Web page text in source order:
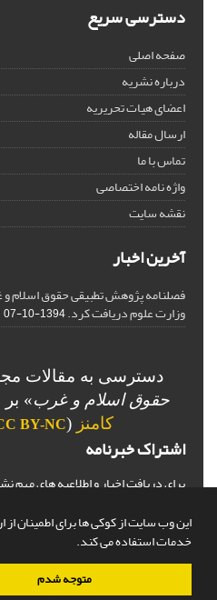
این وب سایت از کوکی ها برای اطمینان از
خدمات استفاده می کند.
متوجه شدم
دسترسی سریع
صفحه اصلی
درباره نشریه
اعضای هیات تحریریه
ارسال مقاله
تماس با ما
واژه نامه اختصاصی
نقشه سایت
آخرین اخبار
فصلنامه پژوهش تطبیقی حقوق اسلام
وزارت علوم دریافت کرد.1394-10-07
دسترسی به مقالات
حقوق اسلام و غرب»
کامنز (
BY-NC
اشتراک خبرنامه
برای دریافت اخبار و اطلاعیه های